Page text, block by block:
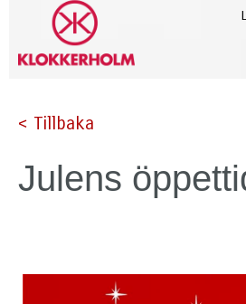
< Tillbaka
Julens